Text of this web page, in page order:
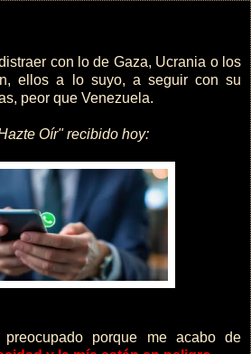
con lo de Gaza, Ucrania o los
ellos a lo suyo, a seguir con su
peor que Venezuela.
Oír" recibido hoy:
porque me acabo de